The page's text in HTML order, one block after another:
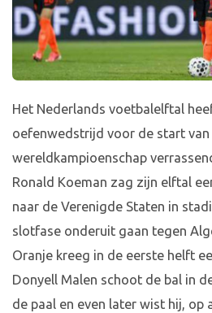
Het Nederlands voetbalelftal
oefenwedstrijd voor de start van
wereldkampioenschap
Ronald Koeman zag zijn elftal
naar de Verenigde Staten in
slotfase onderuit gaan tegen
Oranje kreeg in de eerste helft
Donyell Malen schoot de bal in
de paal en even later wist hij, op